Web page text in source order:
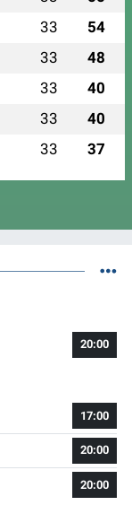
33 54
33 48
33 40
33 40
33 37
20:00
17:00
20:00
20:00